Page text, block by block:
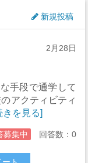
新規投稿
2月28日
手段で通学して
アクティビティ
きを見る]
募集中 回答数：0